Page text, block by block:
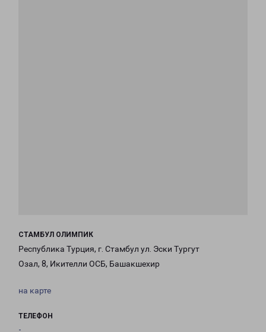
СТАМБУЛ ОЛИМПИК
Республика Турция, г. Стамбул ул. Эски Тургут
Озал, 8, Икителли ОСБ, Башакшехир
на карте
ТЕЛЕФОН
-